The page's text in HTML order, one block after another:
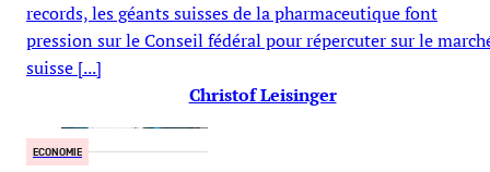
records, les géants suisses de la pharmaceutique font
pression sur le Conseil fédéral pour répercuter sur le
suisse [...]
Christof Leisinger
ECONOMIE